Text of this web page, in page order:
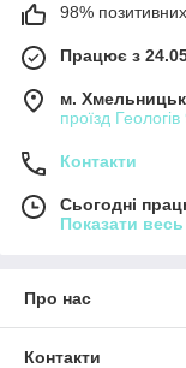
98% позитивних
Працює з
м.
проїзд
Контакти
Сьогодні
Показати
Про нас
Контакти